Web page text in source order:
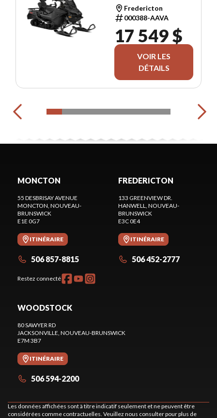
Fredericton
000388-AAVA
17 549 $
VOIR LES
DÉTAILS
MONCTON
55 DESBRISAY AVENUE
MONCTON, NOUVEAU-
BRUNSWICK
E1E 0G7
ITINÉRAIRE
506 857-8815
Restez connecté
FREDERICTON
133 GREENVIEW DR.
HANWELL, NOUVEAU-
BRUNSWICK
E3C 0E4
ITINÉRAIRE
506 452-2777
WOODSTOCK
80 SAWYER RD
JACKSONVILLE, NOUVEAU-BRUNSWICK
E7M 3B7
ITINÉRAIRE
506 594-2200
Les données affichées sont à titre indicatif seulement et ne peuvent être
considérées comme contractuelles. Veuillez nous consulter pour plus de